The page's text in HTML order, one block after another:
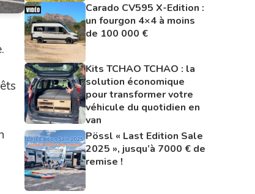
Carado CV595 X-Edition :
un fourgon 4×4 à moins
de 100 000 €
Kits TCHAO TCHAO : la
solution économique
pour transformer votre
véhicule du quotidien en
van
Pössl « Last Edition Sale
2025 », jusqu’à 7000 € de
remise !